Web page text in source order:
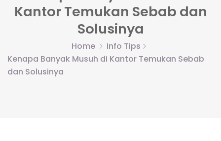
Kantor Temukan Sebab dan
Solusinya
Home
Info Tips
Kenapa Banyak Musuh di Kantor Temukan Sebab
dan Solusinya